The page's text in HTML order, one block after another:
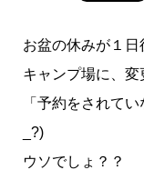
お盆の休みが１
キャンプ場に、変
「予約をされて
_?)
ウソでしょ？？